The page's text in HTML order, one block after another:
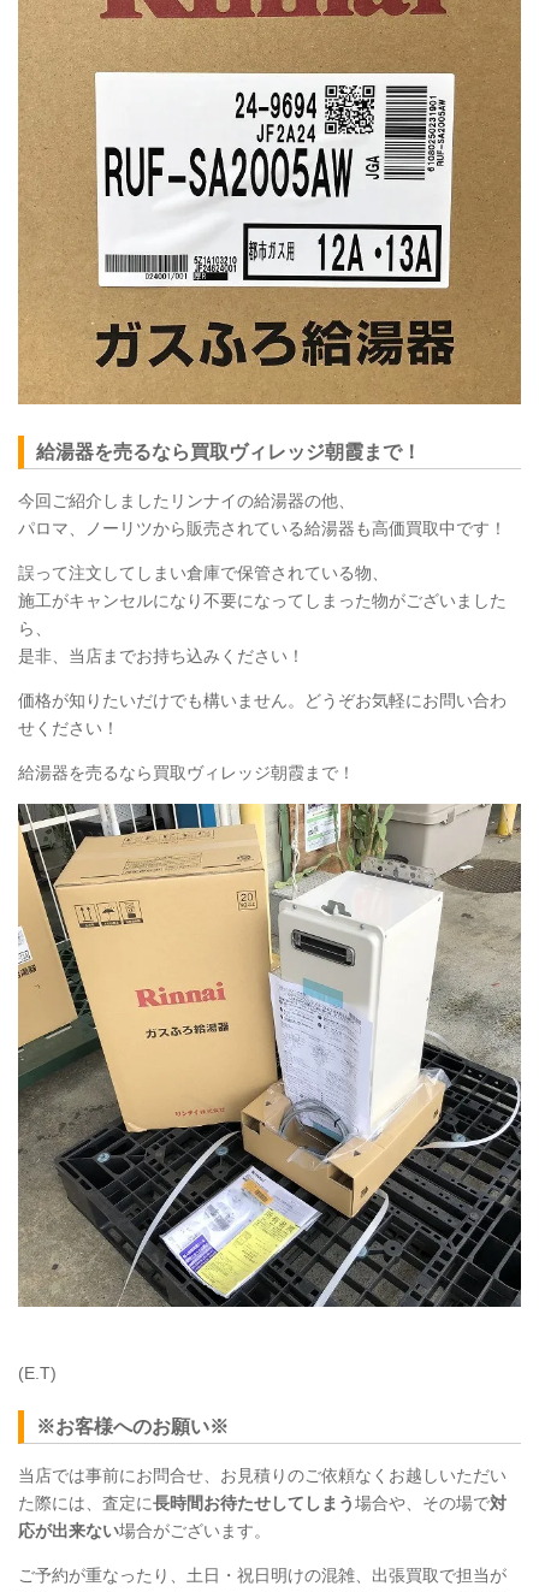
給湯器を売るなら買取ヴィレッジ朝霞まで！
今回ご紹介しましたリンナイの給湯器の他、
パロマ、ノーリツから販売されている給湯器も高価買取中です！
誤って注文してしまい倉庫で保管されている物、
施工がキャンセルになり不要になってしまった物がございました
ら、
是非、当店までお持ち込みください！
価格が知りたいだけでも構いません。どうぞお気軽にお問い合わ
せください！
給湯器を売るなら買取ヴィレッジ朝霞まで！
(E.T)
※お客様へのお願い※
当店では事前にお問合せ、お見積りのご依頼なくお越しいただい
た際には、査定に長時間お待たせしてしまう場合や、その場で対
応が出来ない場合がございます。
ご予約が重なったり、土日・祝日明けの混雑、出張買取で担当が